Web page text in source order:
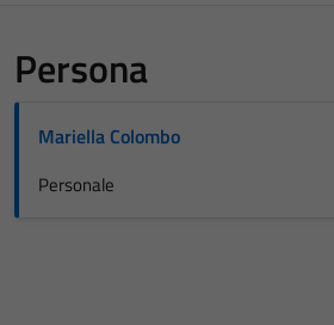
Persona
Mariella Colombo
Personale